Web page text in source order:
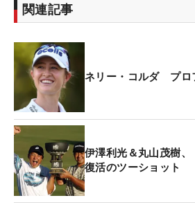
関連記事
ネリー・コルダ プロ
伊澤利光＆丸山茂樹、
復活のツーショット